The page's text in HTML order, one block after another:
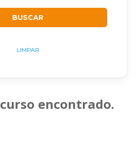
encontrado.
LIMPAR